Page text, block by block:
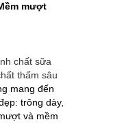
mượt
chất sữa
thấm sâu
mang đến
trông dày,
và mềm